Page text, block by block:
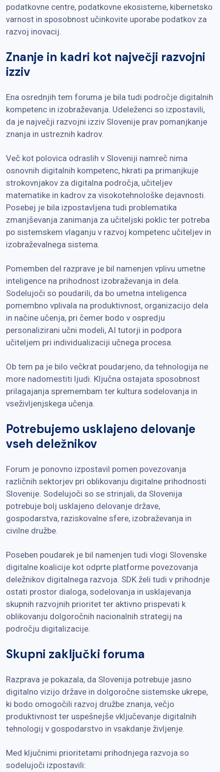
podatkovne centre, podatkovne ekosisteme, kibernetsko
varnost in sposobnost učinkovite uporabe podatkov za
razvoj inovacij.
Znanje in kadri kot največji razvojni
izziv
Ena osrednjih tem foruma je bila tudi področje digitalnih
kompetenc in izobraževanja. Udeleženci so izpostavili,
da je največji razvojni izziv Slovenije prav pomanjkanje
znanja in ustreznih kadrov.
Več kot polovica odraslih v Sloveniji namreč nima
osnovnih digitalnih kompetenc, hkrati pa primanjkuje
strokovnjakov za digitalna področja, učiteljev
matematike in kadrov za visokotehnološke dejavnosti.
Posebej je bila izpostavljena tudi problematika
zmanjševanja zanimanja za učiteljski poklic ter potreba
po sistemskem vlaganju v razvoj kompetenc učiteljev in
izobraževalnega sistema.
Pomemben del razprave je bil namenjen vplivu umetne
inteligence na prihodnost izobraževanja in dela.
Sodelujoči so poudarili, da bo umetna inteligenca
pomembno vplivala na produktivnost, organizacijo dela
in načine učenja, pri čemer bodo v ospredju
personalizirani učni modeli, AI tutorji in podpora
učiteljem pri individualizaciji učnega procesa.
Ob tem pa je bilo večkrat poudarjeno, da tehnologija ne
more nadomestiti ljudi. Ključna ostajata sposobnost
prilagajanja spremembam ter kultura sodelovanja in
vseživljenjskega učenja.
Potrebujemo usklajeno delovanje
vseh deležnikov
Forum je ponovno izpostavil pomen povezovanja
različnih sektorjev pri oblikovanju digitalne prihodnosti
Slovenije. Sodelujoči so se strinjali, da Slovenija
potrebuje bolj usklajeno delovanje države,
gospodarstva, raziskovalne sfere, izobraževanja in
civilne družbe.
Poseben poudarek je bil namenjen tudi vlogi Slovenske
digitalne koalicije kot odprte platforme povezovanja
deležnikov digitalnega razvoja. SDK želi tudi v prihodnje
ostati prostor dialoga, sodelovanja in usklajevanja
skupnih razvojnih prioritet ter aktivno prispevati k
oblikovanju dolgoročnih nacionalnih strategij na
področju digitalizacije.
Skupni zaključki foruma
Razprava je pokazala, da Slovenija potrebuje jasno
digitalno vizijo države in dolgoročne sistemske ukrepe,
ki bodo omogočili razvoj družbe znanja, večjo
produktivnost ter uspešnejše vključevanje digitalnih
tehnologij v gospodarstvo in vsakdanje življenje.
Med ključnimi prioritetami prihodnjega razvoja so
sodelujoči izpostavili: